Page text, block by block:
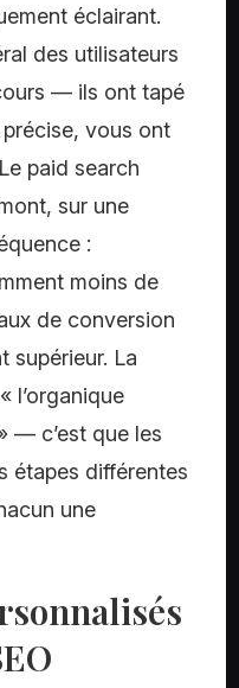
éclairant.
des utilisateurs
— ils ont tapé
vous ont
paid search
sur une
:
moins de
de conversion
supérieur. La
l’organique
— c’est que les
étapes différentes
une